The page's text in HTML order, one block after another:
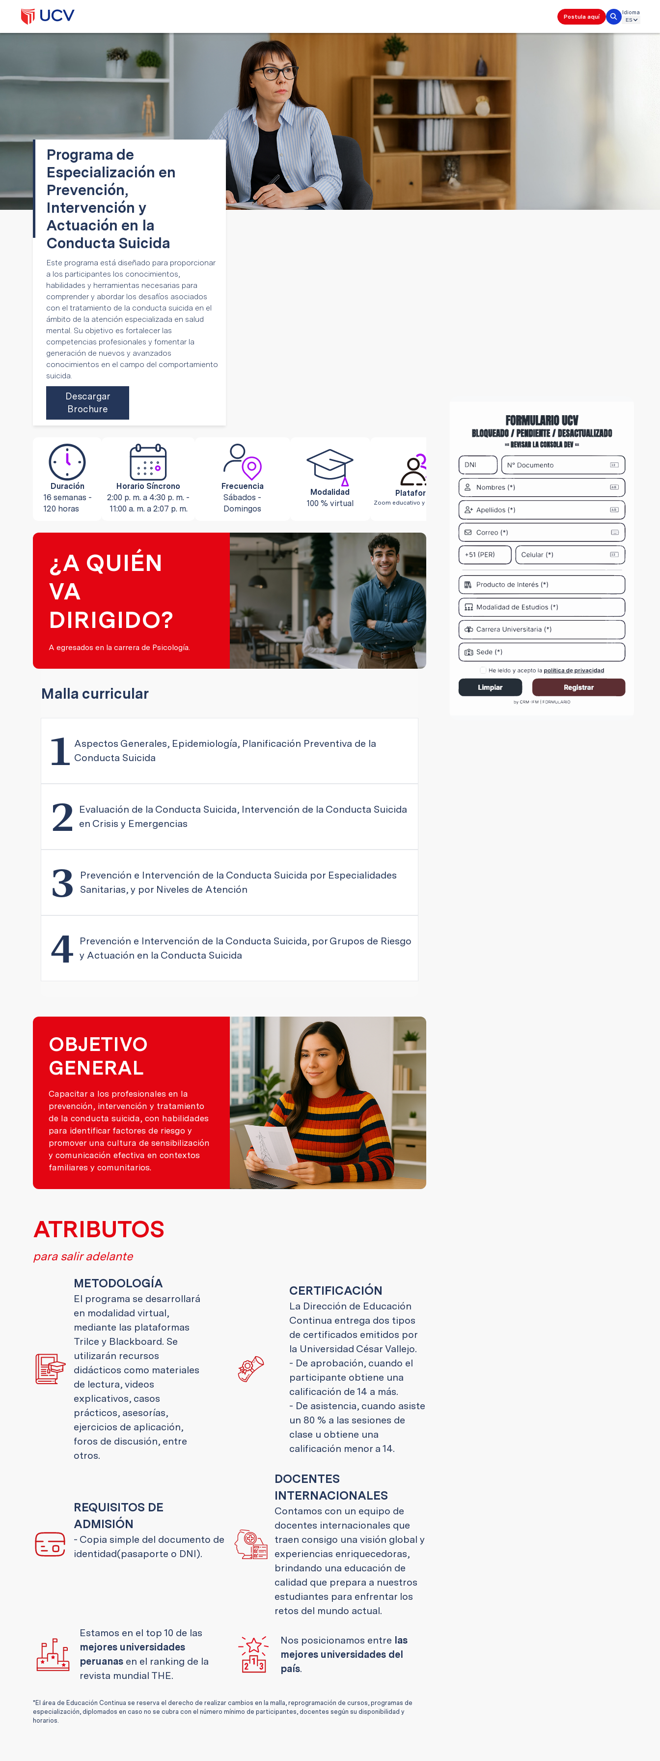
Postula aquí
Idioma
------------
Programa de
Especialización en
Prevención,
Intervención y
Actuación en la
Conducta Suicida
Este programa está diseñado para proporcionar
a los participantes los conocimientos,
habilidades y herramientas necesarias para
comprender y abordar los desafíos asociados
con el tratamiento de la conducta suicida en el
ámbito de la atención especializada en salud
mental. Su objetivo es fortalecer las
competencias profesionales y fomentar la
generación de nuevos y avanzados
conocimientos en el campo del comportamiento
suicida.
Descargar
Brochure
Duración
16 semanas -
120 horas
Horario Síncrono
Frecuencia
Sábados -
Domingos
Modalidad
100 % virtual
Plataforma
Zoom educativo y Blackboard
¿A QUIÉN
VA
DIRIGIDO?
A egresados en la carrera de Psicología.
Malla curricular
1 Aspectos Generales, Epidemiología, Planificación Preventiva de la
Conducta Suicida
2
Evaluación de la Conducta Suicida, Intervención de la Conducta Suicida
en Crisis y Emergencias
3
Prevención e Intervención de la Conducta Suicida por Especialidades
Sanitarias, y por Niveles de Atención
4
Prevención e Intervención de la Conducta Suicida, por Grupos de Riesgo
y Actuación en la Conducta Suicida
OBJETIVO
GENERAL
Capacitar a los profesionales en la
prevención, intervención y tratamiento
de la conducta suicida, con habilidades
para identificar factores de riesgo y
promover una cultura de sensibilización
y comunicación efectiva en contextos
familiares y comunitarios.
ATRIBUTOS
para salir adelante
METODOLOGÍA
El programa se desarrollará
en modalidad virtual,
mediante las plataformas
Trilce y Blackboard. Se
utilizarán recursos
didácticos como materiales
de lectura, videos
explicativos, casos
prácticos, asesorías,
ejercicios de aplicación,
foros de discusión, entre
otros.
CERTIFICACIÓN
La Dirección de Educación
Continua entrega dos tipos
de certificados emitidos por
la Universidad César Vallejo.
- De aprobación, cuando el
participante obtiene una
calificación de 14 a más.
- De asistencia, cuando asiste
un 80 % a las sesiones de
clase u obtiene una
calificación menor a 14.
REQUISITOS DE
ADMISIÓN
- Copia simple del documento de
identidad(pasaporte o DNI).
DOCENTES
INTERNACIONALES
Contamos con un equipo de
docentes internacionales que
traen consigo una visión global y
experiencias enriquecedoras,
brindando una educación de
calidad que prepara a nuestros
estudiantes para enfrentar los
retos del mundo actual.
Estamos en el top 10 de las
mejores universidades
peruanas en el ranking de la
revista mundial THE.
Nos posicionamos entre las
mejores universidades del
país.
*El área de Educación Continua se reserva el derecho de realizar cambios en la malla, reprogramación de cursos, programas de
especialización, diplomados en caso no se cubra con el número mínimo de participantes, docentes según su disponibilidad y
horarios.